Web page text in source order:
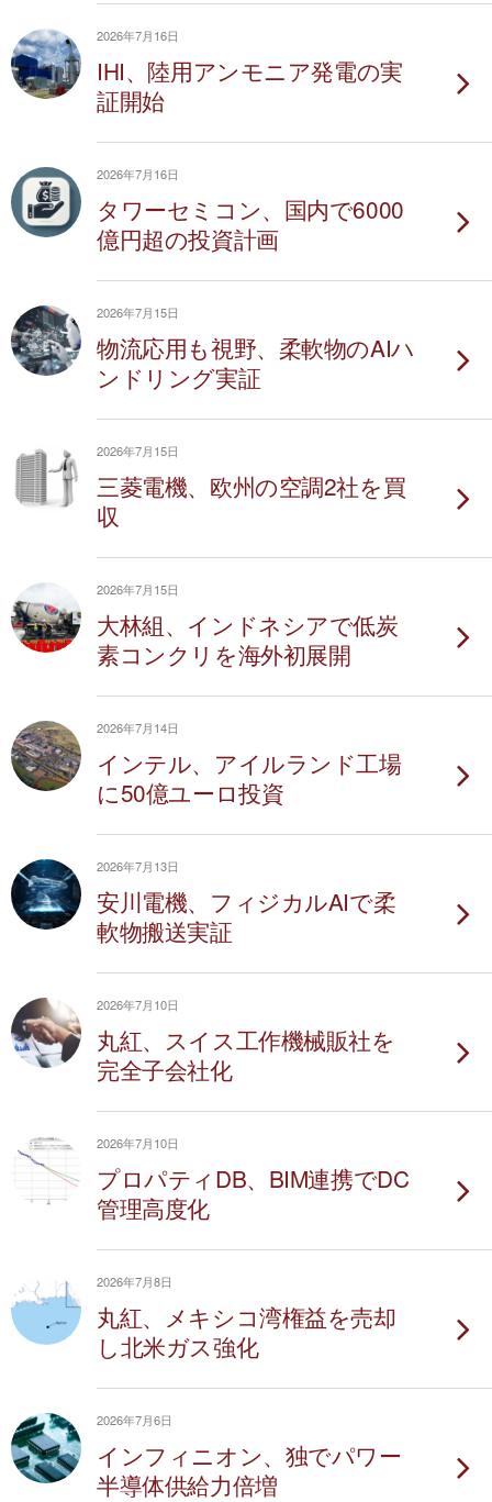
2026年7月16日
IHI、陸用アンモニア発電の実
証開始
2026年7月16日
タワーセミコン、国内で6000
億円超の投資計画
2026年7月15日
物流応用も視野、柔軟物のAIハ
ンドリング実証
2026年7月15日
三菱電機、欧州の空調2社を買
収
2026年7月15日
大林組、インドネシアで低炭
素コンクリを海外初展開
2026年7月14日
インテル、アイルランド工場
に50億ユーロ投資
2026年7月13日
安川電機、フィジカルAIで柔
軟物搬送実証
2026年7月10日
丸紅、スイス工作機械販社を
完全子会社化
2026年7月10日
プロパティDB、BIM連携でDC
管理高度化
2026年7月8日
丸紅、メキシコ湾権益を売却
し北米ガス強化
2026年7月6日
インフィニオン、独でパワー
半導体供給力倍増